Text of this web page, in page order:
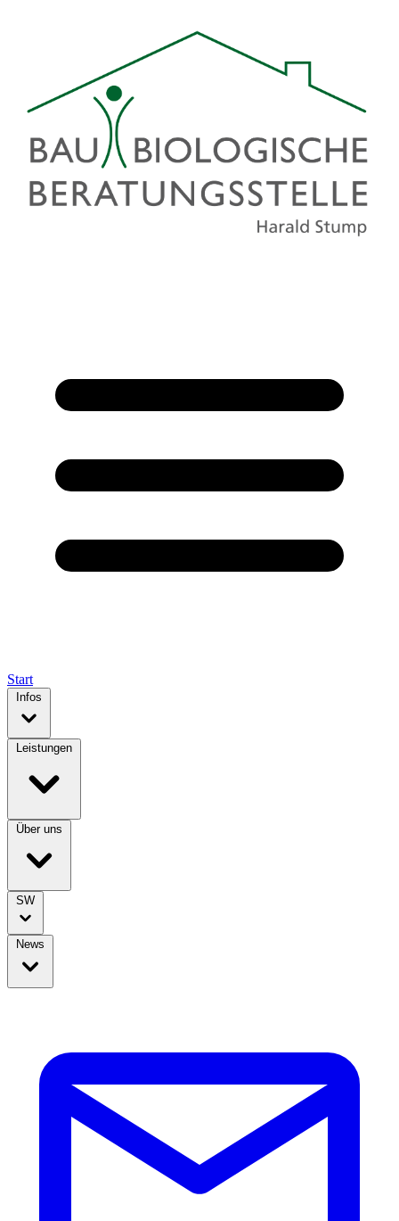
Start
Infos
Leistungen
Über uns
SW
News